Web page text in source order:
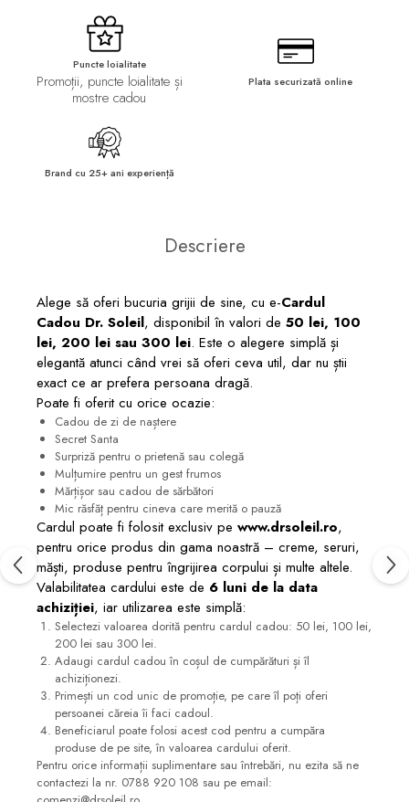
Puncte loialitate
Promoții, puncte loialitate și
mostre cadou
Plata securizată online
Brand cu 25+ ani experiență
Descriere
Alege să oferi bucuria grijii de sine, cu e-Cardul
Cadou Dr. Soleil, disponibil în valori de 50 lei, 100
lei, 200 lei sau 300 lei. Este o alegere simplă și
elegantă atunci când vrei să oferi ceva util, dar nu știi
exact ce ar prefera persoana dragă.
Poate fi oferit cu orice ocazie:
Cadou de zi de naștere
Secret Santa
Surpriză pentru o prietenă sau colegă
Mulțumire pentru un gest frumos
Mărțișor sau cadou de sărbători
Mic răsfăț pentru cineva care merită o pauză
Cardul poate fi folosit exclusiv pe www.drsoleil.ro,
pentru orice produs din gama noastră – creme, seruri,
măști, produse pentru îngrijirea corpului și multe altele.
Valabilitatea cardului este de 6 luni de la data
achiziției, iar utilizarea este simplă:
Selectezi valoarea dorită pentru cardul cadou: 50 lei, 100 lei,
200 lei sau 300 lei.
Adaugi cardul cadou în coșul de cumpărături și îl
achiziționezi.
Primești un cod unic de promoție, pe care îl poți oferi
persoanei căreia îi faci cadoul.
Beneficiarul poate folosi acest cod pentru a cumpăra
produse de pe site, în valoarea cardului oferit.
Pentru orice informații suplimentare sau întrebări, nu ezita să ne
contactezi la nr. 0788 920 108 sau pe email: